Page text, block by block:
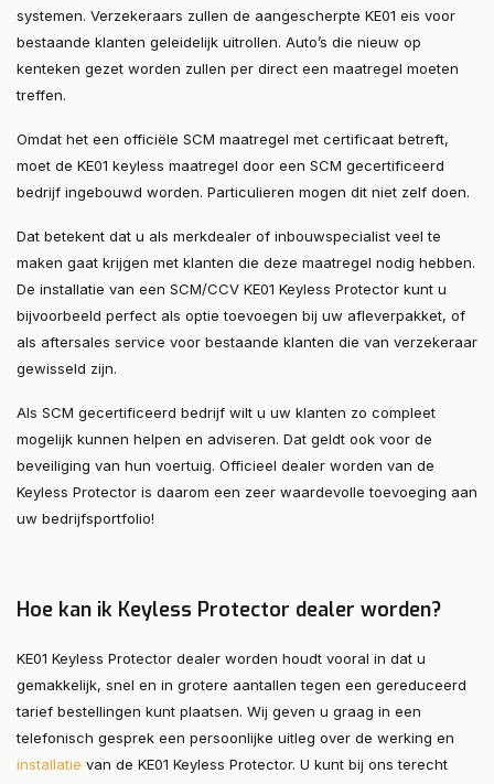
systemen. Verzekeraars zullen de aangescherpte KE01 eis voor
bestaande klanten geleidelijk uitrollen. Auto’s die nieuw op
kenteken gezet worden zullen per direct een maatregel moeten
treffen.
Omdat het een officiële SCM maatregel met certificaat betreft,
moet de KE01 keyless maatregel door een SCM gecertificeerd
bedrijf ingebouwd worden. Particulieren mogen dit niet zelf doen.
Dat betekent dat u als merkdealer of inbouwspecialist veel te
maken gaat krijgen met klanten die deze maatregel nodig hebben.
De installatie van een SCM/CCV KE01 Keyless Protector kunt u
bijvoorbeeld perfect als optie toevoegen bij uw afleverpakket, of
als aftersales service voor bestaande klanten die van verzekeraar
gewisseld zijn.
Als SCM gecertificeerd bedrijf wilt u uw klanten zo compleet
mogelijk kunnen helpen en adviseren. Dat geldt ook voor de
beveiliging van hun voertuig. Officieel dealer worden van de
Keyless Protector is daarom een zeer waardevolle toevoeging aan
uw bedrijfsportfolio!
Hoe kan ik Keyless Protector dealer worden?
KE01 Keyless Protector dealer worden houdt vooral in dat u
gemakkelijk, snel en in grotere aantallen tegen een gereduceerd
tarief bestellingen kunt plaatsen. Wij geven u graag in een
telefonisch gesprek een persoonlijke uitleg over de werking en
installatie van de KE01 Keyless Protector. U kunt bij ons terecht